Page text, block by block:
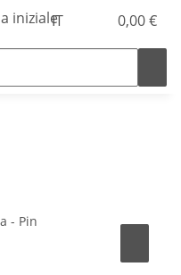
IT 0,00 €